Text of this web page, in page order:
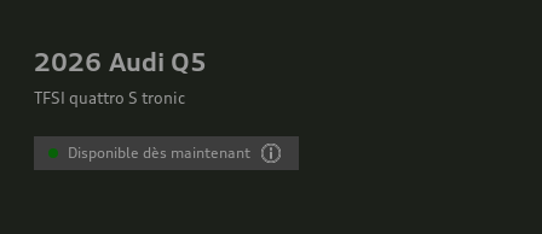
2026 Audi Q5
TFSI quattro S tronic
Disponible dès maintenant